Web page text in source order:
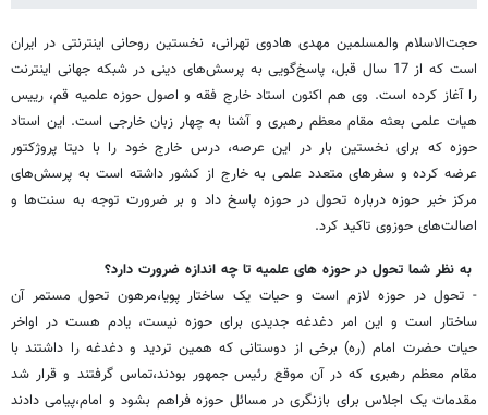
حجت‌الاسلام والمسلمین مهدی هادوی ‌تهرانی، نخستین روحانی اینترنتی در ایران
است که از 17 سال قبل، پاسخ‌گویی به پرسش‌های دینی در شبکه جهانی اینترنت
را آغاز کرده است. وی هم اکنون استاد خارج فقه و اصول حوزه علمیه قم، رییس
هیات علمی بعثه مقام معظم رهبری و آشنا به چهار زبان خارجی است. این استاد
حوزه که برای نخستین بار در این عرصه، درس خارج خود را با دیتا پروژکتور
عرضه کرده و سفرهای متعدد علمی به خارج از کشور داشته است به پرسش‌های
مرکز خبر حوزه درباره تحول در حوزه پاسخ داد و بر ضرورت توجه به سنت‌ها و
اصالت‌های حوزوی تاکید کرد.
به نظر شما تحول در حوزه های علمیه تا چه اندازه ضرورت دارد؟
- تحول در حوزه لازم است و حیات یک ساختار پویا،مرهون تحول مستمر آن
ساختار است و این امر دغدغه جدیدی برای حوزه نیست، یادم هست در اواخر
حیات حضرت امام (ره) برخی از دوستانی که همین تردید و دغدغه را داشتند با
مقام معظم رهبری که در آن موقع رئیس جمهور بودند،تماس گرفتند و قرار شد
مقدمات یک اجلاس برای بازنگری در مسائل حوزه فراهم بشود و امام،پیامی دادند